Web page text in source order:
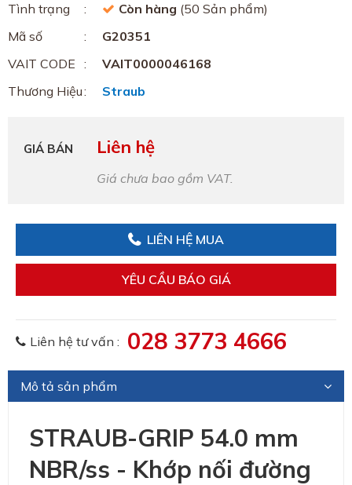
Tình trạng Còn hàng (50 Sản phẩm)
Mã số
G20351
VAIT CODE
VAIT0000046168
Thương Hiệu
Straub
GIÁ BÁN Liên hệ
Giá chưa bao gồm VAT.
LIÊN HỆ MUA
YÊU CẦU BÁO GIÁ
Liên hệ tư vấn : 028 3773 4666
Mô tả sản phẩm
STRAUB-GRIP 54.0 mm
NBR/ss - Khớp nối đường